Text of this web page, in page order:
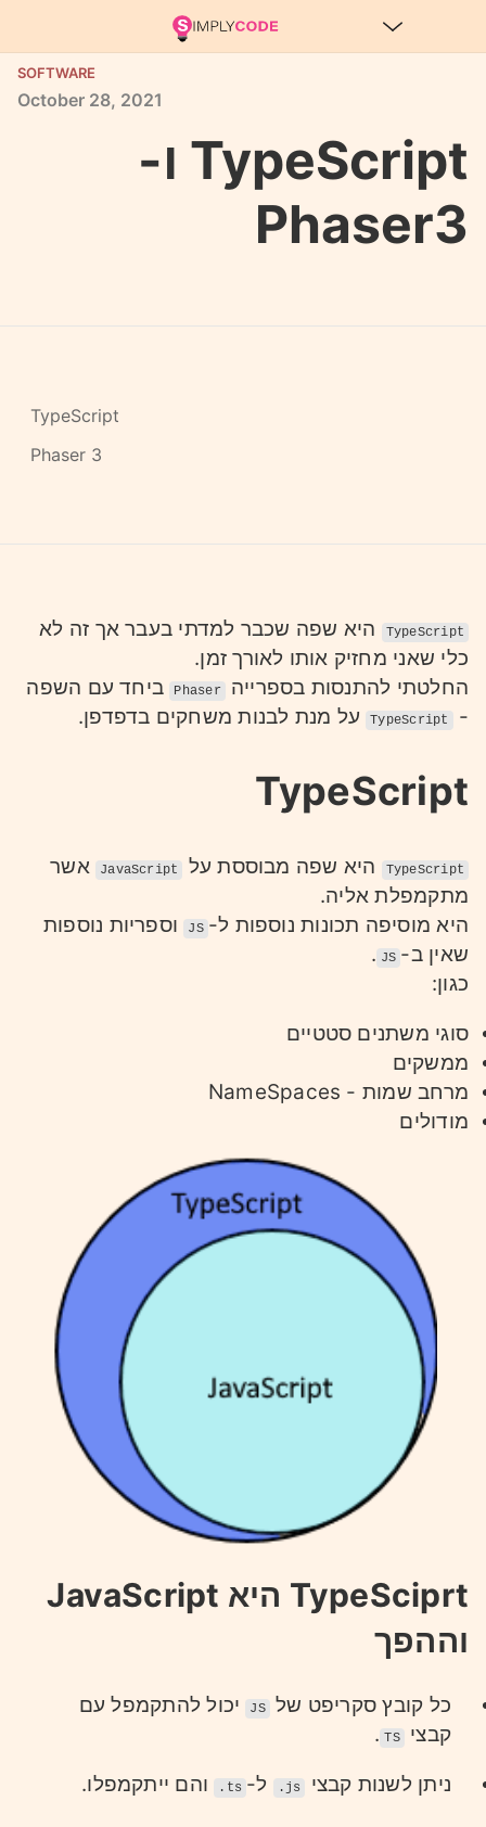
SOFTWARE
October 28, 2021
TypeScript ו-
Phaser3
TypeScript
Phaser 3
TypeScript
היא שפה שכבר למדתי בעבר אך זה לא
כלי שאני מחזיק אותו לאורך זמן.
החלטתי להתנסות בספרייה Phaser ביחד עם השפה
-
TypeScript על מנת לבנות משחקים בדפדפן.
TypeScript
TypeScript היא שפה מבוססת על JavaScript אשר
מתקמפלת אליה.
היא מוסיפה תכונות נוספות ל- JS וספריות נוספות
שאין ב- JS
.
כגון:
סוגי משתנים סטטיים
ממשקים
מרחב שמות - NameSpaces
מודולים
TypeSciprt היא JavaScript
וההפך
כל קובץ סקריפט של JS יכול להתקמפל עם
קבצי TS
.
ניתן לשנות קבצי
.js ל- .ts והם ייתקמפלו.